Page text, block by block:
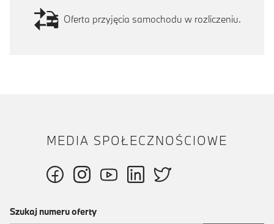
Oferta przyjęcia samochodu w rozliczeniu.
MEDIA SPOŁECZNOŚCIOWE
Szukaj numeru oferty